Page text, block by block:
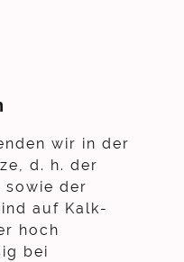
wir in der
d. h. der
sowie der
auf Kalk-
hoch
bei